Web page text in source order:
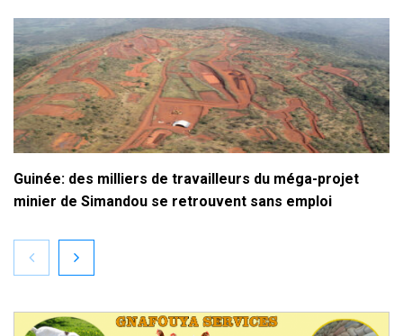
Guinée: des milliers de travailleurs du méga-projet
minier de Simandou se retrouvent sans emploi